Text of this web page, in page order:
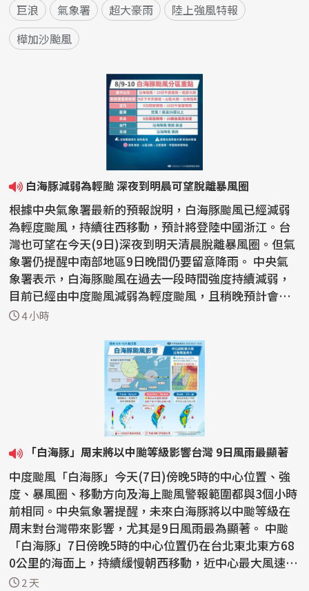
巨浪 氣象署 超大豪雨
陸上強風特報
樺加沙颱風
白海豚減弱為輕颱 深夜到明晨可望脫離暴風圈
根據中央氣象署最新的預報說明，白海豚颱風已經減弱
為輕度颱風，持續往西移動，預計將登陸中國浙江。台
灣也可望在今天(9日)深夜到明天清晨脫離暴風圈。但氣
象署仍提醒中南部地區9日晚間仍要留意降雨。 中央氣
象署表示，白海豚颱風在過去一段時間強度持續減弱，
目前已經由中度颱風減弱為輕度颱風，且稍晚預計會登
陸中...
4 小時
「白海豚」周末將以中颱等級影響台灣 9日風雨最顯著
中度颱風「白海豚」今天(7日)傍晚5時的中心位置、強
度、暴風圈、移動方向及海上颱風警報範圍都與3個小時
前相同。中央氣象署提醒，未來白海豚將以中颱等級在
周末對台灣帶來影響，尤其是9日風雨最為顯著。 中颱
「白海豚」7日傍晚5時的中心位置仍在台北東北東方68
0公里的海面上，持續緩慢朝西移動，近中心最大風速仍
維持...
2 天